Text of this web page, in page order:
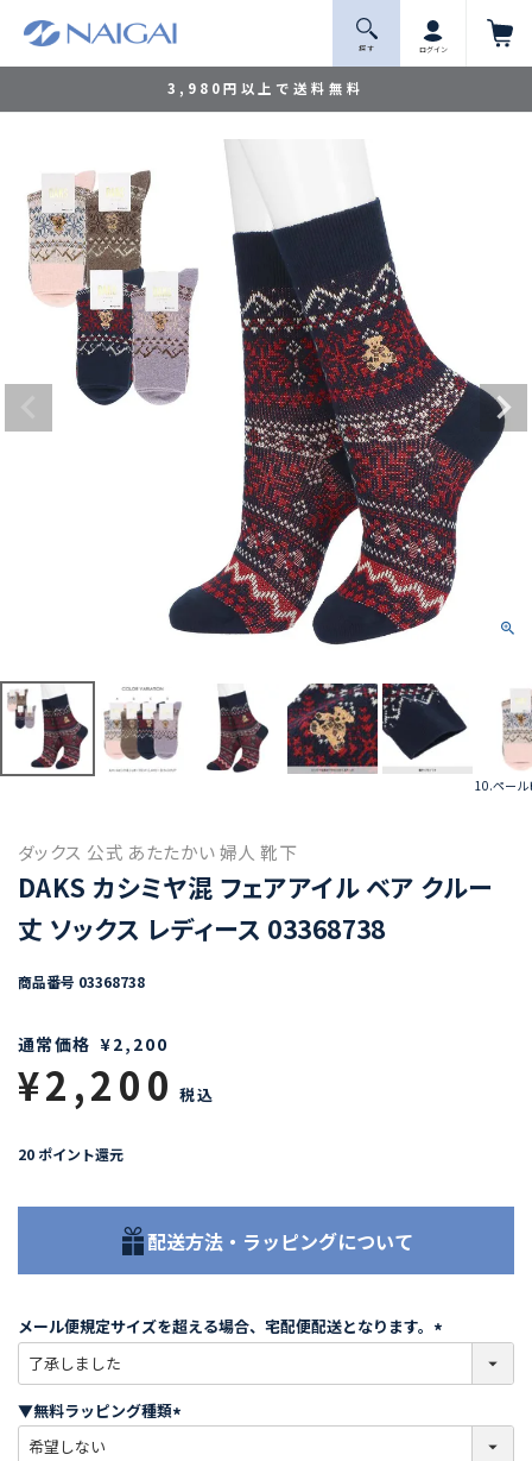
3,980円以上で送料無料
探 す ログイン
10.ペール
ダックス 公式 あたたかい 婦人 靴下
DAKS カシミヤ混 フェアアイル ベア クルー
丈 ソックス レディース 03368738
商品番号 03368738
通常価格 ¥2,200
¥2,200 税込
20 ポイント還元
配送方法・ラッピングについて
メール便規定サイズを超える場合、宅配便配送となります。
必
)
▼無料ラッピング種類